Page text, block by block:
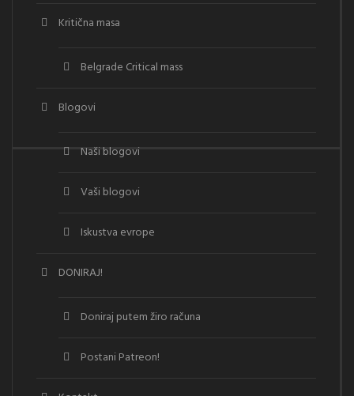
Kritična masa
Belgrade Critical mass
Blogovi
Naši blogovi
Vaši blogovi
Iskustva evrope
DONIRAJ!
Doniraj putem žiro računa
Postani Patreon!